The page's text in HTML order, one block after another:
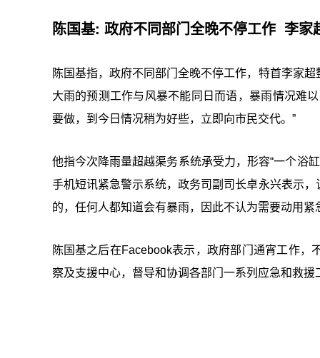
陈国基: 政府不同部门全晚不停工作 李家
陈国基指，政府不同部门全晚不停工作，特首李家
大雨的预测工作与风暴不能同日而语，暴雨情况难
要做，到今日情况稍为好些，立即向市民交代。”
他指今次降雨量超越渠务系统承受力，形容“一个浴
手机短讯紧急警示系统，政务司副司长卓永兴表示
的，任何人都知道会有暴雨，因此不认为需要动用紧
陈国基之后在Facebook表示，政府部门通宵工作
察及支援中心，督导和协调各部门一系列应急和救